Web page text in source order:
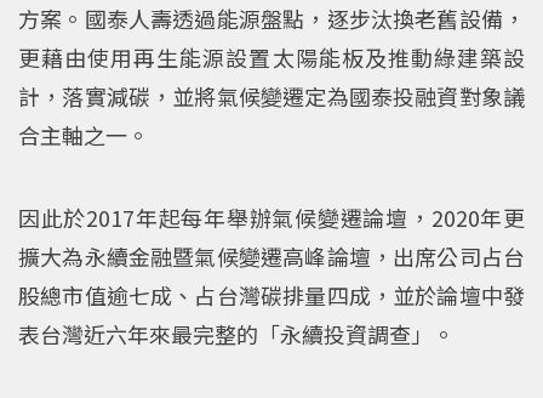
方案。國泰人壽透過能源盤點，逐步汰換老舊設備，
更藉由使用再生能源設置太陽能板及推動綠建築設
計，落實減碳，並將氣候變遷定為國泰投融資對象議
合主軸之一。
因此於2017年起每年舉辦氣候變遷論壇，2020年更
擴大為永續金融暨氣候變遷高峰論壇，出席公司占台
股總市值逾七成、占台灣碳排量四成，並於論壇中發
表台灣近六年來最完整的「永續投資調查」。